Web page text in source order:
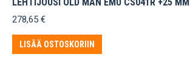
278,65 €
LISÄÄ OSTOSKORIIN